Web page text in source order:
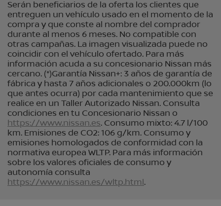
Serán beneficiarios de la oferta los clientes que
entreguen un vehículo usado en el momento de la
compra y que conste al nombre del comprador
durante al menos 6 meses. No compatible con
otras campañas. La imagen visualizada puede no
coincidir con el vehículo ofertado. Para más
información acuda a su concesionario Nissan más
cercano. (*)Garantía Nissan+: 3 años de garantía de
fábrica y hasta 7 años adicionales o 200.000km (lo
que antes ocurra) por cada mantenimiento que se
realice en un Taller Autorizado Nissan. Consulta
condiciones en tu Concesionario Nissan o
https://www.nissan.es. Consumo mixto: 4.7 l/100
km. Emisiones de CO2: 106 g/km. Consumo y
emisiones homologados de conformidad con la
normativa europea WLTP. Para más información
sobre los valores oficiales de consumo y
autonomía consulta
https://www.nissan.es/wltp.html.